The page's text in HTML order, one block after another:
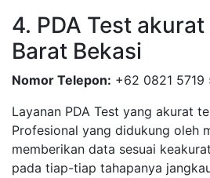
4. PDA Test
Barat Bekasi
Nomor Telepon: +62 0821 5719
Layanan PDA Test yang akurat
Profesional yang didukung oleh
memberikan data sesuai
pada tiap-tiap tahapanya